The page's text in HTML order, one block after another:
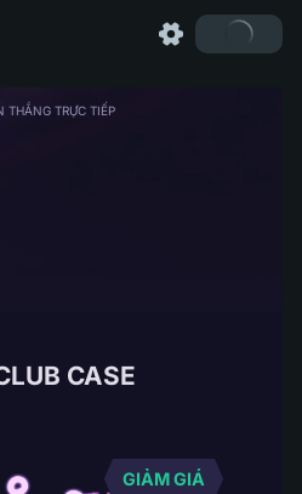
THẮNG TRỰC TIẾP
CASE
GIẢM GIÁ